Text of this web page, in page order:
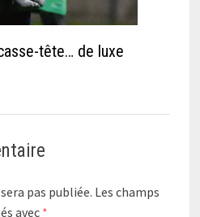
tête… de luxe
pas publiée. Les champs
avec *